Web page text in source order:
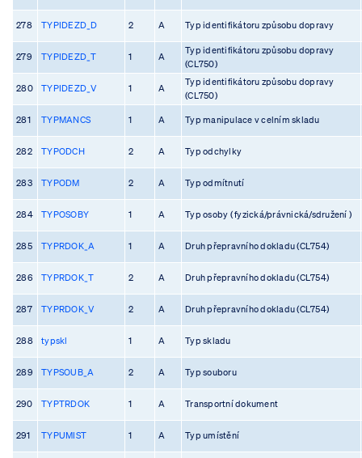
278 TYPIDEZD_D 2 A Typ identifikátoru způsobu dopravy
279 TYPIDEZD_T 1 A
Typ identifikátoru způsobu dopravy
(CL750)
280 TYPIDEZD_V 1 A
Typ identifikátoru způsobu dopravy
(CL750)
281 TYPMANCS 1 A Typ manipulace v celním skladu
282 TYPODCH 2 A Typ odchylky
283 TYPODM 2 A Typ odmítnutí
284 TYPOSOBY 1 A Typ osoby ( fyzická/právnická/sdružení )
285 TYPRDOK_A 1 A Druh přepravního dokladu (CL754)
286 TYPRDOK_T 2 A Druh přepravního dokladu (CL754)
287 TYPRDOK_V 2 A Druh přepravního dokladu (CL754)
288 typskl 1 A Typ skladu
289 TYPSOUB_A 2 A Typ souboru
290 TYPTRDOK 1 A Transportní dokument
291 TYPUMIST 1 A Typ umístění